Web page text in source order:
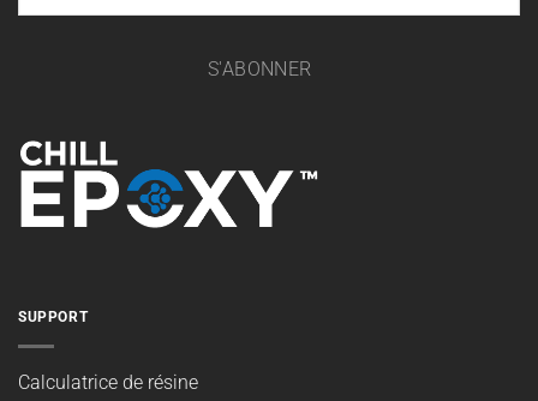
SUPPORT
Calculatrice de résine
S'ABONNER